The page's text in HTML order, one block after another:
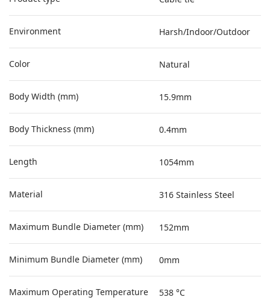
Environment Harsh/Indoor/Outdoor
Color Natural
Body Width (mm) 15.9mm
Body Thickness (mm) 0.4mm
Length 1054mm
Material 316 Stainless Steel
Maximum Bundle Diameter (mm) 152mm
Minimum Bundle Diameter (mm) 0mm
Maximum Operating Temperature 538 °C